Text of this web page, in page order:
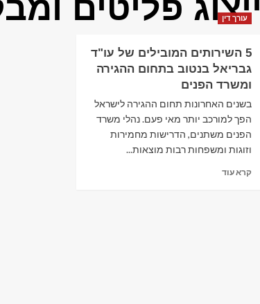
ייצוג פליטים
עורך דין
5 השירותים המובילים של עו"ד
גבריאל בנטוב בתחום ההגירה
ומשרד הפנים
בשנים האחרונות תחום ההגירה לישראל
הפך למורכב יותר מאי פעם. נהלי משרד
הפנים משתנים, הדרישות מחמירות
וזוגות ומשפחות רבות מוצאות...
קרא עודRead